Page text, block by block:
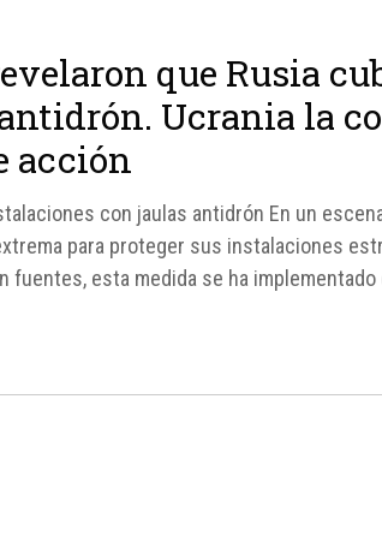
que Rusia
Ucrania la
acción
con jaulas antidrón En un
para proteger sus instalaciones
esta medida se ha implementado